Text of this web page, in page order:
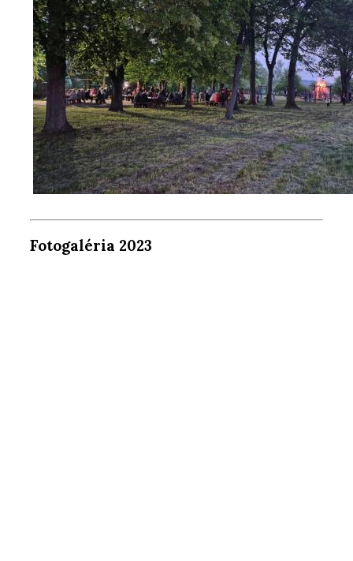
Fotogaléria 2023